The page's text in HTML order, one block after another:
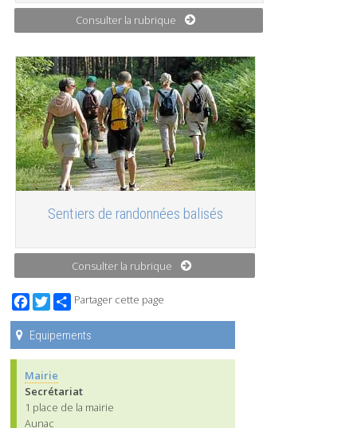
Consulter la rubrique
Sentiers de randonnées balisés
Consulter la rubrique
FacebookTwitterPartager cette page
Equipements
Mairie
Secrétariat
1 place de la mairie
Aunac